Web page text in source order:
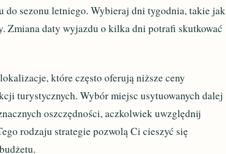
do sezonu letniego. Wybieraj dni tygodnia, takie jak
Zmiana daty wyjazdu o kilka dni potrafi skutkować
które często oferują niższe ceny
turystycznych. Wybór miejsc usytuowanych dalej
oszczędności, aczkolwiek uwzględnij
rodzaju strategie pozwolą Ci cieszyć się